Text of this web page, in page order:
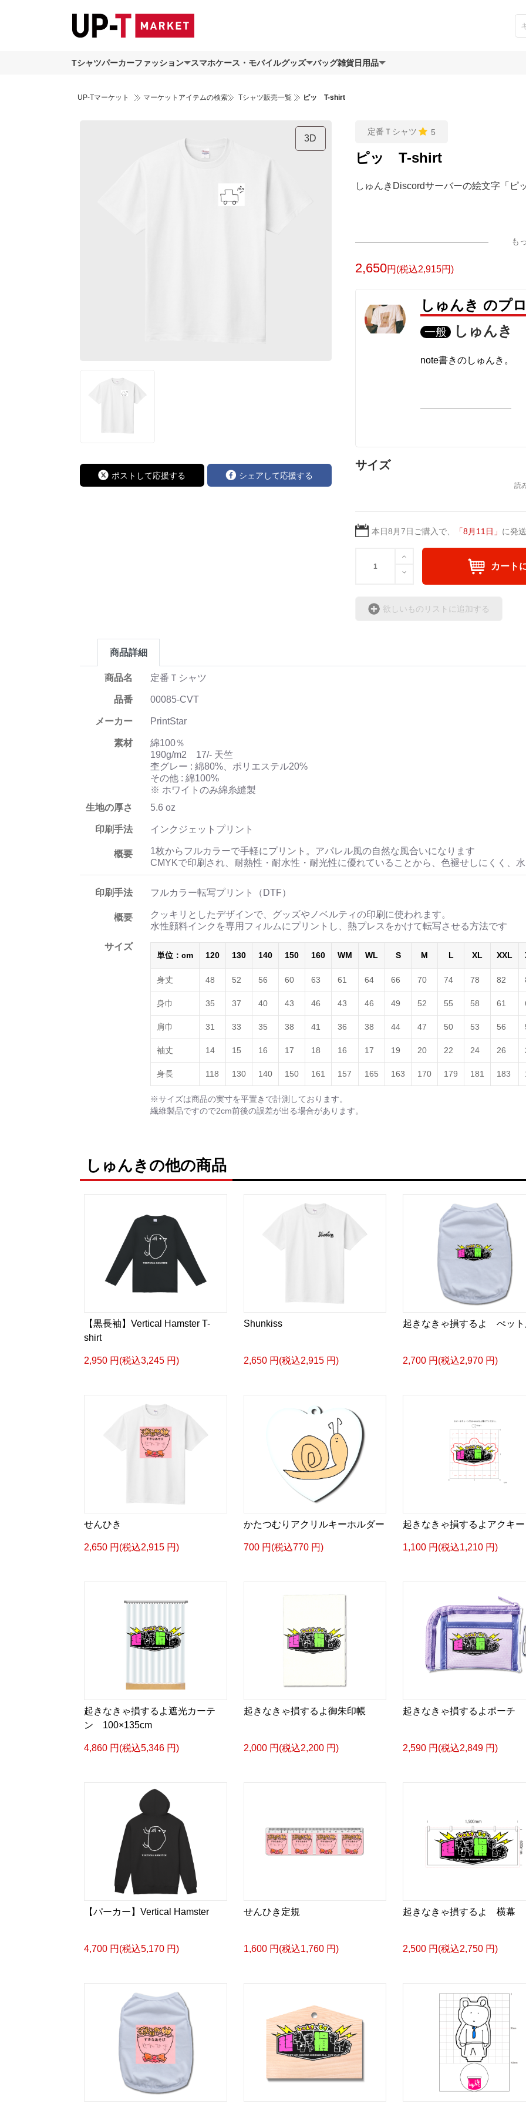
Tシャツパーカーファッション スマホケース・モバイルグッズ バッグ雑貨日用品
UP-Tマーケット マーケットアイテムの検索 Tシャツ販売一覧 ピッ T-shirt
3D
ポストして応援する シェアして応援する
定番Ｔシャツ 5
ピッ T-shirt
しゅんきDiscordサーバーの絵文字「ピ
も
2,650円(税込2,915円)
しゅんき のプ
一般 しゅんき
note書きのしゅんき。
サイズ
本日8月7日 ご購入で、 「8月11日 」 に発
カート
欲しいものリストに追加する
商品詳細
商品名 定番Ｔシャツ
品番 00085-CVT
メーカー PrintStar
素材
綿100％
190g/m2 17/- 天竺
杢グレー : 綿80%、ポリエステル20%
その他 : 綿100%
※ ホワイトのみ綿糸縫製
生地の厚さ
5.6 oz
印刷手法 インクジェットプリント
概要
1枚からフルカラーで手軽にプリント。アパレル風の自然な風合いになります
CMYKで印刷され、耐熱性・耐水性・耐光性に優れていることから、色褪せしにくく、
印刷手法 フルカラー転写プリント（DTF）
概要
クッキリとしたデザインで、グッズやノベルティの印刷に使われます。
水性顔料インクを専用フィルムにプリントし、熱プレスをかけて転写させる方法です
サイズ
単位：cm 120 130 140 150 160 WM WL S M L XL XXL
身丈 48 52 56 60 63 61 64 66 70 74 78 82
身巾 35 37 40 43 46 43 46 49 52 55 58 61
肩巾 31 33 35 38 41 36 38 44 47 50 53 56
袖丈 14 15 16 17 18 16 17 19 20 22 24 26
身長 118 130 140 150 161 157 165 163 170 179 181 183
※サイズは商品の実寸を平置きで計測しております。
繊維製品ですので2cm前後の誤差が出る場合があります。
しゅんきの他の商品
【黒長袖】Vertical Hamster T-
shirt
2,950 円(税込3,245 円)
Shunkiss
2,650 円(税込2,915 円)
起きなきゃ損するよ ぺッ
2,700 円(税込2,970 円)
せんひき
2,650 円(税込2,915 円)
かたつむりアクリルキーホルダー
700 円(税込770 円)
起きなきゃ損するよアクキ
1,100 円(税込1,210 円)
起きなきゃ損するよ遮光カーテ
ン 100×135cm
4,860 円(税込5,346 円)
起きなきゃ損するよ御朱印帳
2,000 円(税込2,200 円)
起きなきゃ損するよポーチ
2,590 円(税込2,849 円)
【パーカー】Vertical Hamster
4,700 円(税込5,170 円)
せんひき定規
1,600 円(税込1,760 円)
起きなきゃ損するよ 横幕
2,500 円(税込2,750 円)